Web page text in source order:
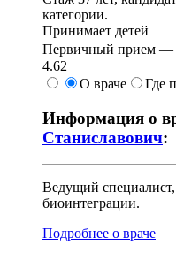
категории.
Принимает детей
Первичный прием —
4.62
О враче
Где
Информация о
Станиславович:
Ведущий
биоинтеграции.
Подробнее о враче